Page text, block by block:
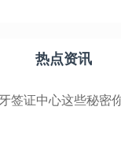
热点资讯
签证中心这些秘密